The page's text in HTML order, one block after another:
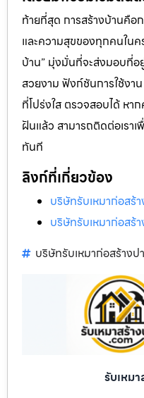
ท้ายที่สุด การสร้างบ้านคื
และความสุขของทุกคนในค
บ้าน” มุ่งมั่นที่จะส่งมอบที่
สวยงาม ฟังก์ชันการใช้งา
ที่โปร่งใส ตรวจสอบได้ ห
ฝันแล้ว สามารถติดต่อเราเ
ทันที
ลิงก์ที่เกี่ยวข้อง
บริษัทรับเหมาก่อสร้
บริษัทรับเหมาก่อสร้
บริษัทรับเหมาก่อสร้างป
รับเหม